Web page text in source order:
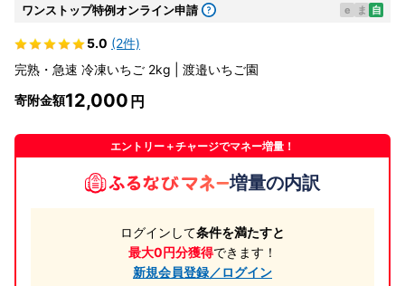
ワンストップ特例オンライン申請 e ま 自
5.0 (2件)
完熟・急速 冷凍いちご 2kg | 渡邉いちご園
寄附金額12,000
エントリー＋チャージでマネー増量！
増量の内訳
ログインして条件を満たすと
最大0円分獲得できます！
新規会員登録／ログイン